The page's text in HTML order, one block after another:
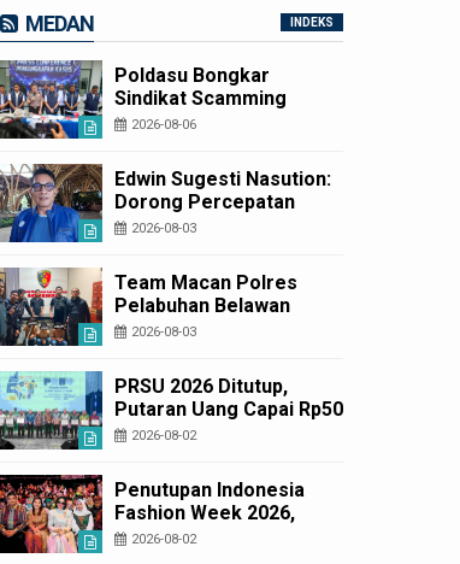
MEDAN INDEKS
Poldasu Bongkar
Sindikat Scamming
Internasional di
Korban Rugi Rp6,7 Miliar
2026-08-06
Edwin Sugesti Nasution:
Dorong Percepatan
Perda PBG Guna
Layanan Cepat dan
Murah
2026-08-03
Team Macan Polres
Pelabuhan Belawan
Amankan Tiga Anggota
Pasar 9
2026-08-03
PRSU 2026 Ditutup,
Putaran Uang Capai Rp50
Miliar
2026-08-02
Penutupan Indonesia
Fashion Week 2026,
Bobby Nasution: Sumut
2026-08-02